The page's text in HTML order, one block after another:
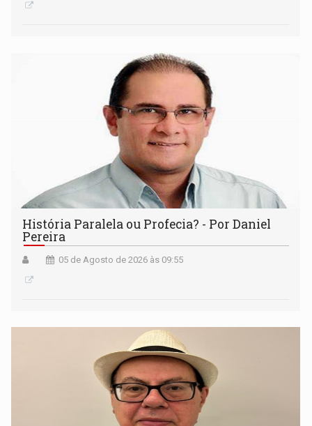
História Paralela ou Profecia? - Por Daniel
Pereira
05 de Agosto de 2026 às 09:55